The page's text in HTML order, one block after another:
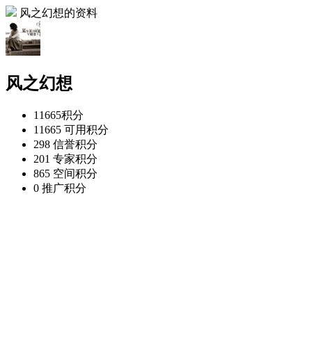
风之幻想的资料
风之幻想
11665积分
11665 可用积分
298 信誉积分
201 专家积分
865 空间积分
0 推广积分